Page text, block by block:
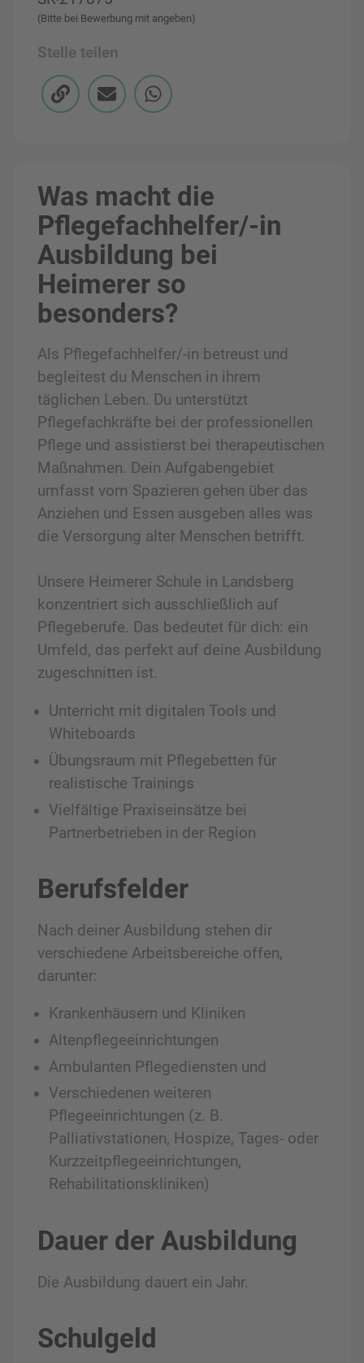
(Bitte bei Bewerbung mit angeben)
Stelle teilen
Was macht die
Pflegefachhelfer/-in
Ausbildung bei
Heimerer so
besonders?
Als Pflegefachhelfer/-in betreust und
begleitest du Menschen in ihrem
täglichen Leben. Du unterstützt
Pflegefachkräfte bei der professionellen
Pflege und assistierst bei therapeutischen
Maßnahmen. Dein Aufgabengebiet
umfasst vom Spazieren gehen über das
Anziehen und Essen ausgeben alles was
die Versorgung alter Menschen betrifft.
Unsere Heimerer Schule in Landsberg
konzentriert sich ausschließlich auf
Pflegeberufe. Das bedeutet für dich: ein
Umfeld, das perfekt auf deine Ausbildung
zugeschnitten ist.
Unterricht mit digitalen Tools und
Whiteboards
Übungsraum mit Pflegebetten für
realistische Trainings
Vielfältige Praxiseinsätze bei
Partnerbetrieben in der Region
Berufsfelder
Nach deiner Ausbildung stehen dir
verschiedene Arbeitsbereiche offen,
darunter:
Krankenhäusern und Kliniken
Altenpflegeeinrichtungen
Ambulanten Pflegediensten und
Verschiedenen weiteren
Pflegeeinrichtungen (z. B.
Palliativstationen, Hospize, Tages- oder
Kurzzeitpflegeeinrichtungen,
Rehabilitationskliniken)
Dauer der Ausbildung
Die Ausbildung dauert ein Jahr.
Schulgeld